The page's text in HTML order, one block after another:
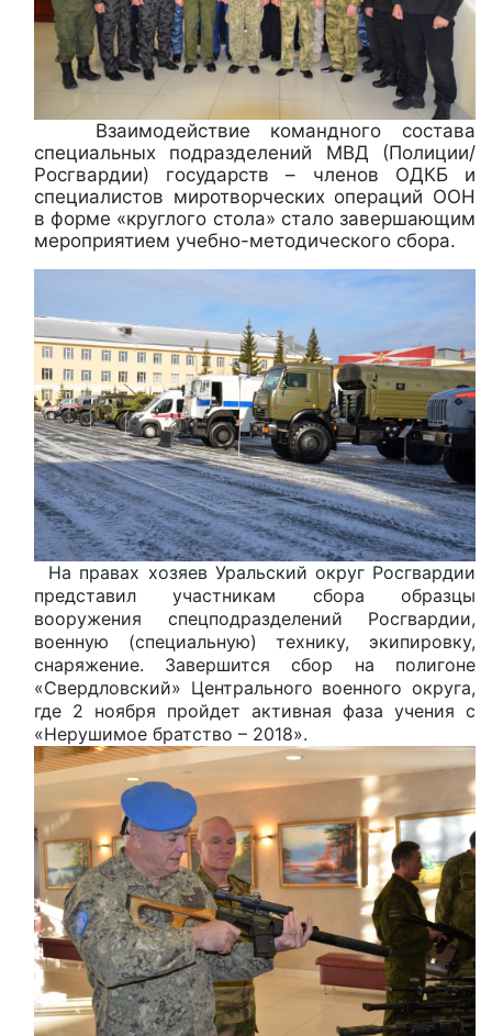
Взаимодействие командного состава
специальных подразделений МВД (Полиции/
Росгвардии) государств – членов ОДКБ и
специалистов миротворческих операций ООН
в форме «круглого стола» стало завершающим
мероприятием учебно-методического сбора.
На правах хозяев Уральский округ Росгвардии
представил участникам сбора образцы
вооружения спецподразделений Росгвардии,
военную (специальную) технику, экипировку,
снаряжение.
Завершится сбор на полигоне
«Свердловский» Центрального военного округа,
где 2 ноября пройдет активная фаза учения с
«Нерушимое братство – 2018».